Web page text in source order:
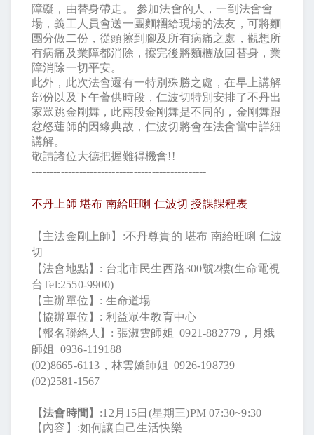
障礙，由替身帶走。
參加法會的人，一到法會會
場，義工人員會送一團麵糰給現場的法友，可將麵
團分做二份，從頭擦到腳及所有病痛之處，觀想所
有病痛及業障都消除，擦完後將麵糰放回替身，業
障消除一切平安。
此外，此次法會還有一特別殊勝之處，在早上講解
部份以及下午薈供時段，仁波切特別安排了不丹出
家眾跳金剛舞，此兩段金剛舞是不同的，金剛舞跟
忿怒蓮師的因緣典故，仁波切將會在法會當中詳細
講解。
敬請諸位大德把握難得機會!!
------------------------------------------------
不丹上師 堪布 南給旺唎 仁波切 授課課程表
【主法金剛上師】 :不丹尊貴的 堪布 南給旺唎 仁波
切
【法會地點】 : 台北市民生西路300號2樓(生命電視
台Tel:2550-9900)
【主辦單位】 : 生命道場
【協辦單位】 : 利益眾生教育中心
【報名聯絡人】 : 張淑雲師姐 0921-882779 ，月娥
師姐
0936-119188
(02)8665-6113 ，林雲嬌師姐
0926-198739
(02)2581-1567
【法會時間】 :12 月 15日 (星期三)PM 07:30~9:30
【內容】 :如何讓自己生活快樂